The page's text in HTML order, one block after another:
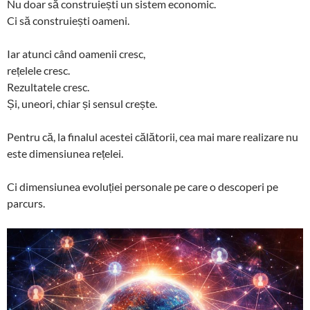
Nu doar să construiești un sistem economic.
Ci să construiești oameni.
Iar atunci când oamenii cresc,
rețelele cresc.
Rezultatele cresc.
Și, uneori, chiar și sensul crește.
Pentru că, la finalul acestei călătorii, cea mai mare realizare nu
este dimensiunea rețelei.
Ci dimensiunea evoluției personale pe care o descoperi pe
parcurs.